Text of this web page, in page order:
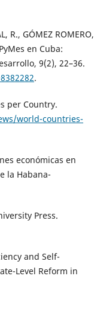
R., GÓMEZ ROMERO,
en Cuba:
9(2), 22–36.
.
per Country.
world-countries-
económicas en
la Habana-
Press.
and Self-
Level Reform in